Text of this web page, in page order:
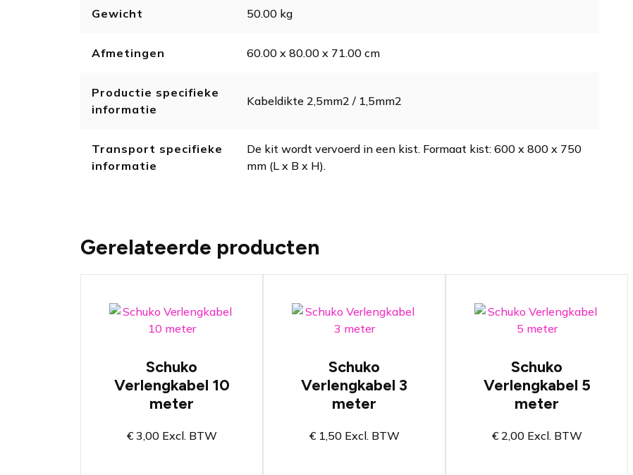
Gewicht 50.00 kg
Afmetingen 60.00 x 80.00 x 71.00 cm
Productie specifieke
informatie
Kabeldikte 2,5mm2 / 1,5mm2
Transport specifieke
informatie
De kit wordt vervoerd in een kist. Formaat kist: 600 x 800 x 750
mm (L x B x H).
Gerelateerde producten
Aders met dikte van
2,5mm2
Lengte van 10 meter
NEN3140 gekeurd
Schuko
Verlengkabel 10
meter
€3,00Excl. BTW
Aders met dikte van
2,5mm2
Lengte van 3 meter
NEN3140 gekeurd
Schuko
Verlengkabel 3
meter
€1,50Excl. BTW
Aders met dikte van
2,5mm2
Lengte van 5 meter
NEN3140 gekeurd
Schuko
Verlengkabel 5
meter
€2,00Excl. BTW